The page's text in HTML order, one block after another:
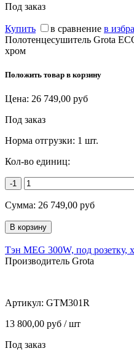
Под заказ
Купить в сравнение в
Полотенцесушитель Grota
хром
Положить товар в корзину
Цена: 26 749,00 руб
Под заказ
Норма отгрузки: 1 шт.
Кол-во единиц:
-1
Сумма: 26 749,00 руб
Тэн MEG 300W, под розетку,
Производитель Grota
Артикул: GTM301R
13 800,00 руб / шт
Под заказ